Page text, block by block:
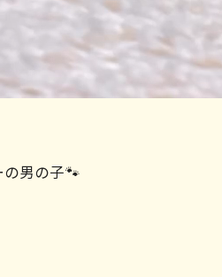
男の子🐾